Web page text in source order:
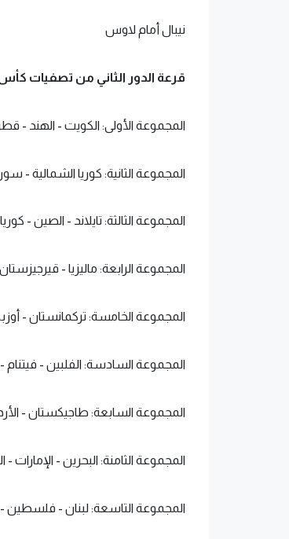
نيبال أمام لاوس
قرعة الدور الثاني من تصفيات كأس العالم
المجموعة الأولى: الكويت - الهند -
المجموعة الثانية: كوريا الشمالية -
المجموعة الثالثة: تايلاند - الصين -
المجموعة الرابعة: ماليزيا -
المجموعة الخامسة: تركمانستان -
المجموعة السادسة: الفلبين - فيتنام -
المجموعة السابعة: طاجيكستان -
المجموعة الثامنة: البحرين - الإمارات
المجموعة التاسعة: لبنان - فلسطين -